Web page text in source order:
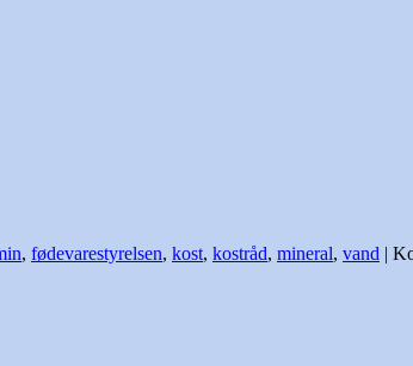
, fødevarestyrelsen, kost, kostråd, mineral, vand |